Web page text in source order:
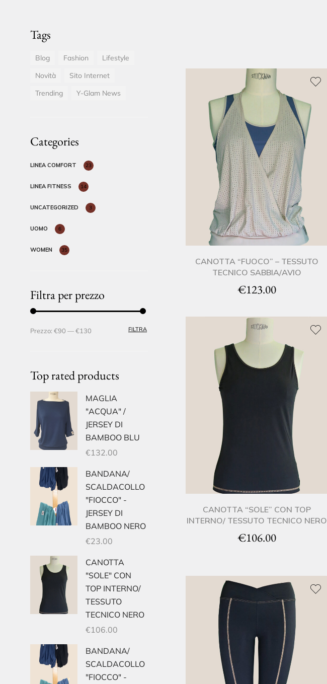
Tags
Blog Fashion
Lifestyle
Novità
Sito Internet
Trending
Y-Glam News
Categories
LINEA COMFORT 23
LINEA FITNESS 14
UNCATEGORIZED 3
UOMO 6
WOMEN 35
Filtra per prezzo
PREZZO MIN
PREZZO MAX FILTRA
Prezzo: €90 —€130
Top rated products
MAGLIA
"ACQUA" /
JERSEY DI
BAMBOO BLU
€132.00
BANDANA/
SCALDACOLLO
"FIOCCO" -
JERSEY DI
BAMBOO NERO
€23.00
CANOTTA
"SOLE" CON
TOP INTERNO/
TESSUTO
TECNICO NERO
€106.00
BANDANA/
SCALDACOLLO
"FIOCCO" -
CANOTTA “FUOCO” – TESSUTO
TECNICO SABBIA/AVIO
€123.00
CANOTTA “SOLE” CON TOP
INTERNO/ TESSUTO TECNICO NERO
€106.00